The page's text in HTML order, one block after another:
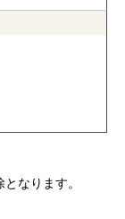
なります。